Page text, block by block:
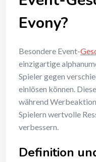
Evony?
Besondere Event-
einzigartige
Spieler gegen
einlösen können.
während
Spielern wertvolle
verbessern.
Definition